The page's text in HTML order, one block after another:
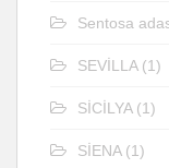
Sentosa
SEVİLLA(1)
SİCİLYA(1)
SİENA(1)